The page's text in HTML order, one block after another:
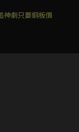
神劇只要銅板價